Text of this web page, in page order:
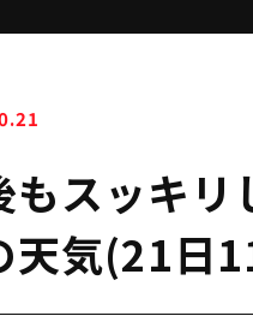
もスッキ
天気(21日